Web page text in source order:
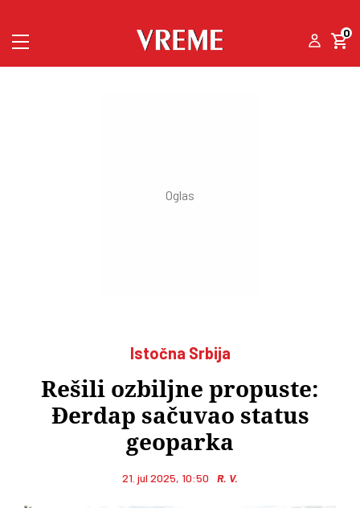
0
Istočna Srbija
Rešili ozbiljne propuste:
Đerdap sačuvao status
geoparka
21. jul 2025, 10:50 R. V.